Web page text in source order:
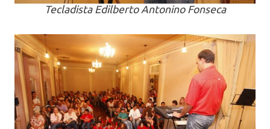
Tecladista Edilberto Antonino Fonseca